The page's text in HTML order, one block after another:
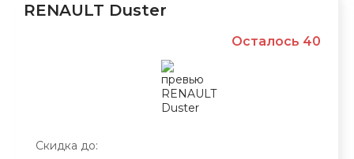
RENAULT Duster
Осталось 40
Скидка до: